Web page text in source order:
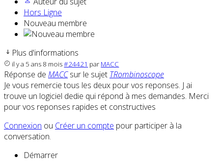
Hors Ligne
Nouveau membre
Plus d'informations
il y a 5 ans 8 mois#24421 par MACC
Réponse de MACCsur le sujet TRombinoscope
Je vous remercie tous les deux pour vos reponses. J ai
trouve un logiciel dedie qui répond à mes demandes. Merci
pour vos reponses rapides et constructives
Connexion ou Créer un compte pour participer à la
conversation.
Démarrer